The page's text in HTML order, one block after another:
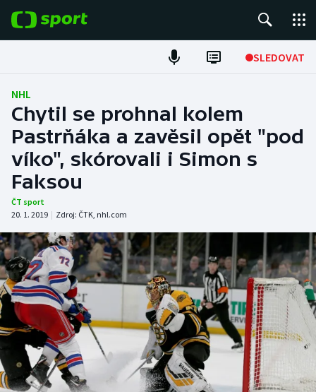
SLEDOVAT
Fotbal
Hokej
Tenis
Atletika
DALŠÍ SPORTY
Americký fotbal
Baseball a softbal
Basketbal
NEPŘEHLÉDNĚTE
Soutěže
Historické návraty
NHL
Chytil se prohnal kolem
Pastrňáka a zavěsil opět "pod
víko", skórovali i Simon s
Faksou
ČT sport
20. 1. 2019 | Zdroj: ČTK, nhl.com